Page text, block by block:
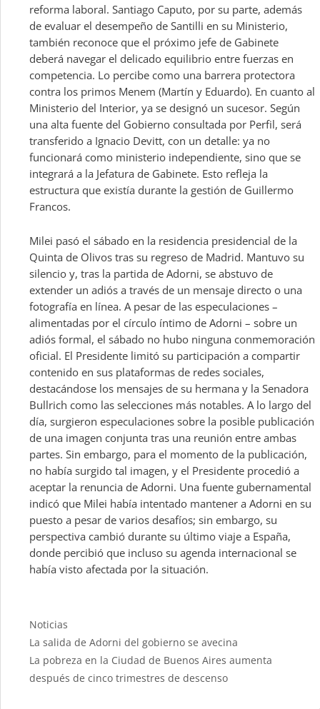
reforma laboral. Santiago Caputo, por su parte, además
de evaluar el desempeño de Santilli en su Ministerio,
también reconoce que el próximo jefe de Gabinete
deberá navegar el delicado equilibrio entre fuerzas en
competencia. Lo percibe como una barrera protectora
contra los primos Menem (Martín y Eduardo). En cuanto al
Ministerio del Interior, ya se designó un sucesor. Según
una alta fuente del Gobierno consultada por Perfil, será
transferido a Ignacio Devitt, con un detalle: ya no
funcionará como ministerio independiente, sino que se
integrará a la Jefatura de Gabinete. Esto refleja la
estructura que existía durante la gestión de Guillermo
Francos.
Milei pasó el sábado en la residencia presidencial de la
Quinta de Olivos tras su regreso de Madrid. Mantuvo su
silencio y, tras la partida de Adorni, se abstuvo de
extender un adiós a través de un mensaje directo o una
fotografía en línea. A pesar de las especulaciones –
alimentadas por el círculo íntimo de Adorni – sobre un
adiós formal, el sábado no hubo ninguna conmemoración
oficial. El Presidente limitó su participación a compartir
contenido en sus plataformas de redes sociales,
destacándose los mensajes de su hermana y la Senadora
Bullrich como las selecciones más notables. A lo largo del
día, surgieron especulaciones sobre la posible publicación
de una imagen conjunta tras una reunión entre ambas
partes. Sin embargo, para el momento de la publicación,
no había surgido tal imagen, y el Presidente procedió a
aceptar la renuncia de Adorni. Una fuente gubernamental
indicó que Milei había intentado mantener a Adorni en su
puesto a pesar de varios desafíos; sin embargo, su
perspectiva cambió durante su último viaje a España,
donde percibió que incluso su agenda internacional se
había visto afectada por la situación.
Categories
Noticias
La salida de Adorni del gobierno se avecina
La pobreza en la Ciudad de Buenos Aires aumenta
después de cinco trimestres de descenso